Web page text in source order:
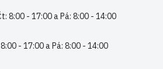
8:00 - 17:00 a Pá: 8:00 - 14:00
- 17:00 a Pá: 8:00 - 14:00